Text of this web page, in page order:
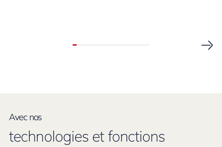
Avec nos
technologies et fonctions